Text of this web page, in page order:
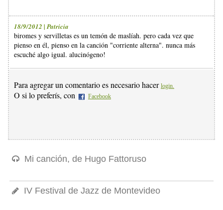
18/9/2012 | Patricia
biromes y servilletas es un temón de maslíah. pero cada vez que
pienso en él, pienso en la canción "corriente alterna". nunca más
escuché algo igual. alucinógeno!
Para agregar un comentario es necesario hacer login.
O si lo preferís, con Facebook
Mi canción, de Hugo Fattoruso
IV Festival de Jazz de Montevideo